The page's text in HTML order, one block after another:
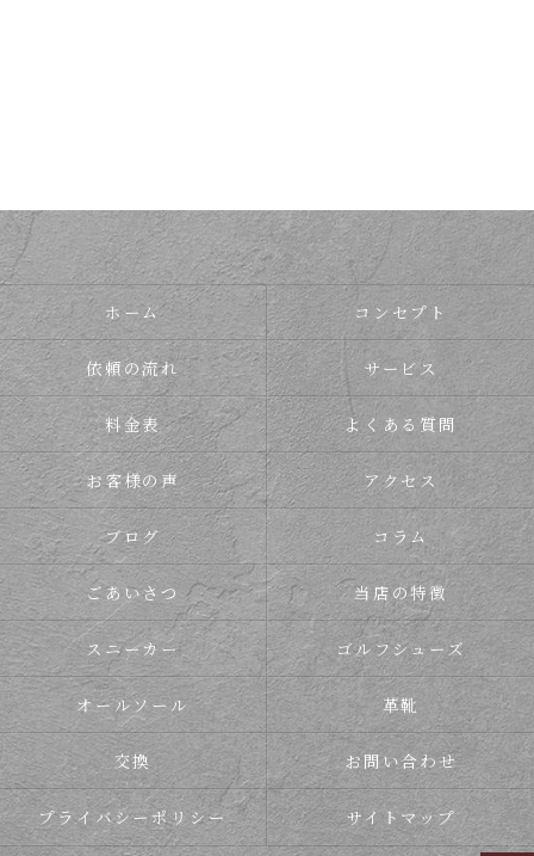
ホーム コンセプト
依頼の流れ サービス
料金表 よくある質問
お客様の声 アクセス
ブログ コラム
ごあいさつ 当店の特徴
スニーカー ゴルフシューズ
オールソール 革靴
交換 お問い合わせ
プライバシーポリシー サイトマップ